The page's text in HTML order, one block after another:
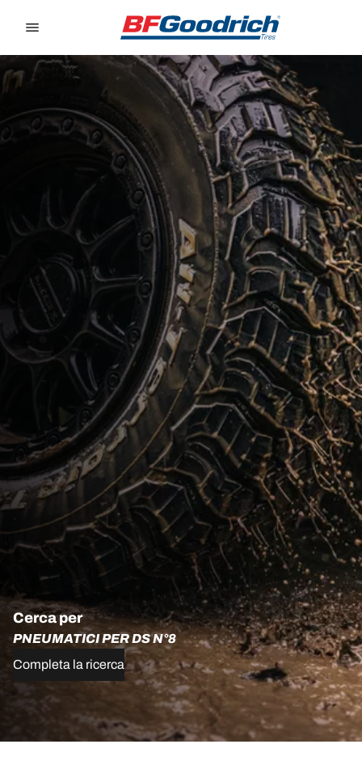
Cerca per
PNEUMATICI PER DS N°8
Completa la ricerca